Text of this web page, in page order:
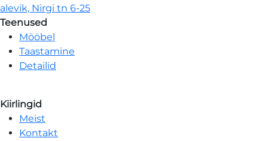
alevik, Nirgi tn 6-25
Teenused
Mööbel
Taastamine
Detailid
Kiirlingid
Meist
Kontakt